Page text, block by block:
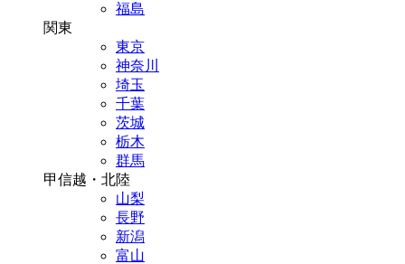
福島
関東
東京
神奈川
埼玉
千葉
茨城
栃木
群馬
甲信越・北陸
山梨
長野
新潟
富山